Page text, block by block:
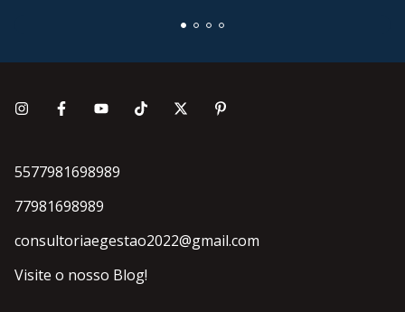
5577981698989
77981698989
consultoriaegestao2022@gmail.com
Visite o nosso Blog!